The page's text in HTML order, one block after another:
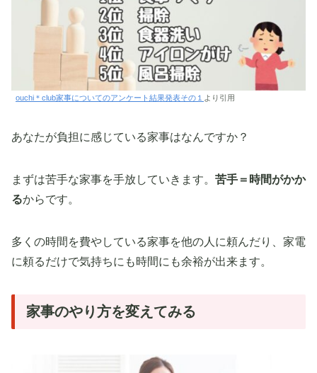
ouchi＊club家事についてのアンケート結果発表その１ より引用
あなたが負担に感じている家事はなんですか？
まずは苦手な家事を手放していきます。 苦手＝時間がかか
るからです。
多くの時間を費やしている家事を他の人に頼んだり、家電
に頼るだけで気持ちにも時間にも余裕が出来ます。
家事のやり方を変えてみる